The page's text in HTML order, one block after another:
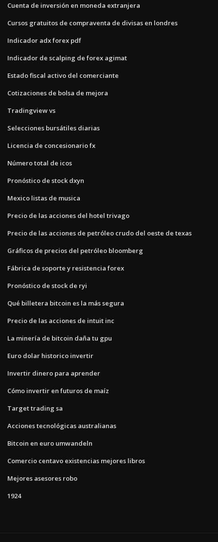
Cuenta de inversión en moneda extranjera
Cursos gratuitos de compraventa de divisas en londres
Indicador adx forex pdf
Indicador de scalping de forex agimat
Estado fiscal activo del comerciante
Cotizaciones de bolsa de mejora
Tradingview vs
Selecciones bursátiles diarias
Licencia de concesionario fx
Número total de icos
Pronóstico de stock dxyn
Mexico listas de musica
Precio de las acciones del hotel trivago
Precio de las acciones de petróleo crudo del oeste de texas
Gráficos de precios del petróleo bloomberg
Fábrica de soporte y resistencia forex
Pronóstico de stock de ryi
Qué billetera bitcoin es la más segura
Precio de las acciones de intuit inc
La minería de bitcoin daña tu gpu
Euro dolar historico invertir
Invertir dinero para aprender
Cómo invertir en futuros de maíz
Target trading sa
Acciones tecnológicas australianas
Bitcoin en euro umwandeln
Comercio centavo existencias mejores libros
Mejores asesores robo
1924